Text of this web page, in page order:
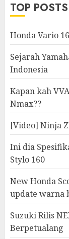
TOP POSTS
Honda Vario
Sejarah
Indonesia
Kapan kah
Nmax??
[Video] Ninja
Ini dia
Stylo 160
New Honda
update warna
Suzuki Rilis
Berpetualang